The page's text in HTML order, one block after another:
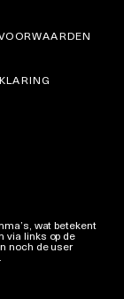
wat betekent
via links op de
noch de user